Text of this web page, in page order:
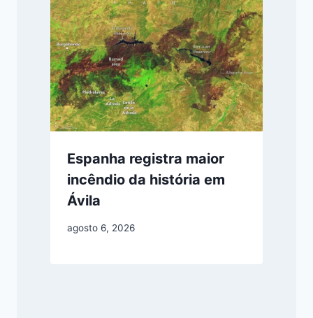
Espanha registra maior
incêndio da história em
Ávila
agosto 6, 2026